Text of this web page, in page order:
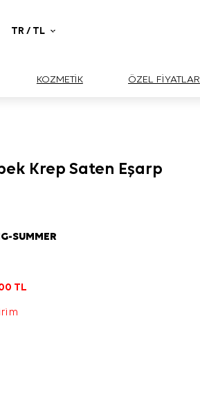
TR / TL
KOZMETİK ÖZEL FİYATLAR
Krep Saten Eşarp
SUMMER
TL